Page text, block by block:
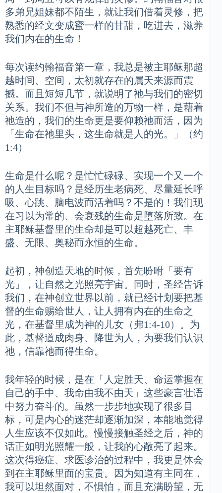
多弟兄姐妹都不陌生，就让我们借着灵修，把
熟悉的经文变成蜜一样的甘甜，吃进去，滋养
我们内在的生命！
每次读约翰福音第一章，我总是被主耶稣那超
越时间、空间，太初就存在的属天来源而震
撼。而且短短几节，就说明了祂与我们的密切
关系。我们不但与神所造的万物一样，是藉着
祂造的，我们的生命更是要仰赖祂而活，因为
「生命在祂里头，这生命就是人的光。」（约
1:4）
生命是什么呢？是忙忙碌碌、实现一个又一个
的人生目标吗？是经历生老病死、尽量延长呼
吸、心跳、脑电波而活着吗？不是的！我们现
在习以为常的、会衰残的生命是堕落所致。在
主耶稣基督里的生命却是可以超越死亡、丰
盛、无限、奥秘而永恒的生命。
起初，神创造天地的时候，首先吩咐「要有
光」，让自然之光照亮宇宙。同时，圣经告诉
我们，在神创立世界以前，就已经计划要把基
督的生命赐给世人，让人拥有内在的生命之
光，在基督里成为神的儿女（弗1:4-10）。为
此，基督道成肉身、降世为人，为要我们认识
祂，信靠祂而得生命。
我年轻的时候，是在「人定胜天、命运掌握在
自己的手中、我命由我不由天」这些豪言壮语
中努力奋斗的。虽然一步步地实现了很多目
标，可是内心的迷茫却逐渐加深，本能地觉得
人生应该不仅如此。慢慢接触圣经之后，神的
话正如明光照耀一般，让我的心敞亮了起来。
这次得癌症、求医诊治的过程中，我更是体会
到在主耶稣里面的宝贵。因为知道有主同在，
我可以坦然面对，不惧怕，而且充满盼望，无